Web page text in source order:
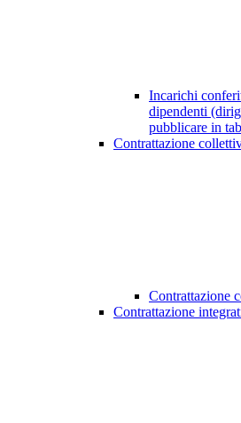
Incarichi
dipendenti
pubblicare in
Contrattazione
Contrattazione
Contrattazione